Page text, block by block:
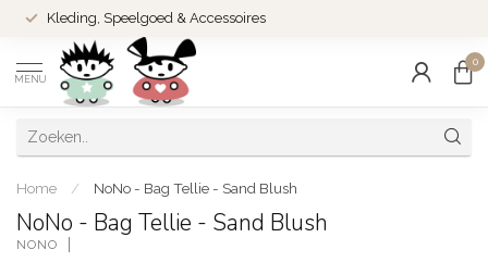
Kleding, Speelgoed & Accessoires
MENU
0
Home / NoNo - Bag Tellie - Sand Blush
NoNo - Bag Tellie - Sand Blush
NONO